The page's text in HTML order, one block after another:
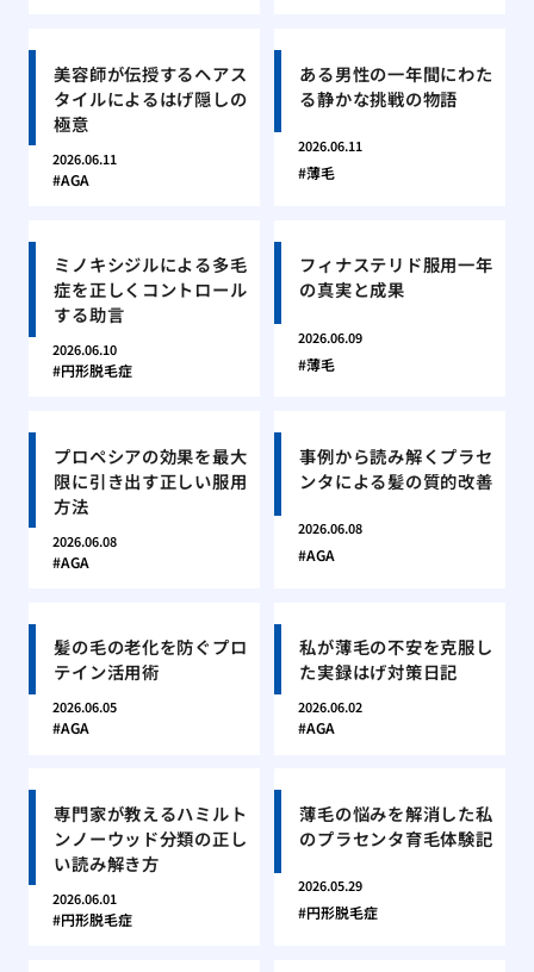
美容師が伝授するヘアス
タイルによるはげ隠しの
極意
2026.06.11
AGA
ある男性の一年間にわた
る静かな挑戦の物語
2026.06.11
薄毛
ミノキシジルによる多毛
症を正しくコントロール
する助言
2026.06.10
円形脱毛症
フィナステリド服用一年
の真実と成果
2026.06.09
薄毛
プロペシアの効果を最大
限に引き出す正しい服用
方法
2026.06.08
AGA
事例から読み解くプラセ
ンタによる髪の質的改善
2026.06.08
AGA
髪の毛の老化を防ぐプロ
テイン活用術
2026.06.05
AGA
私が薄毛の不安を克服し
た実録はげ対策日記
2026.06.02
AGA
専門家が教えるハミルト
ンノーウッド分類の正し
い読み解き方
2026.06.01
円形脱毛症
薄毛の悩みを解消した私
のプラセンタ育毛体験記
2026.05.29
円形脱毛症